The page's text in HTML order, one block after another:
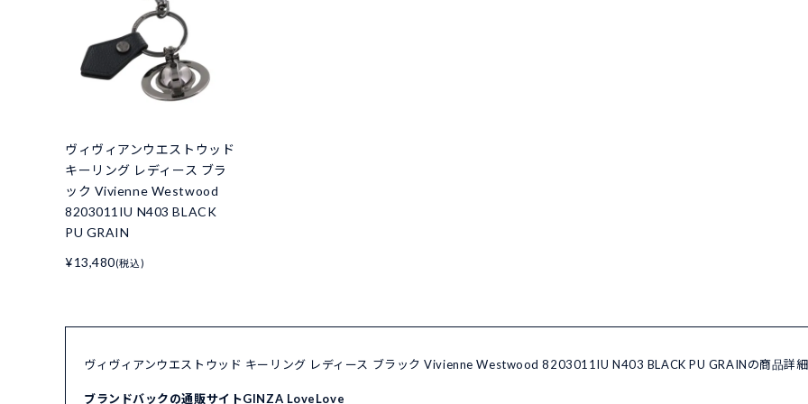
ヴィヴィアンウエストウッド
キーリング レディース ブラ
ック Vivienne Westwood
8203011IU N403 BLACK
PU GRAIN
¥13,480(税込)
ヴィヴィアンウエストウッド キーリング レディース ブラック Vivienne Westwood 8203011IU N403 BLACK PU GRAINの商品詳細
ブランドバックの通販サイトGINZA LoveLove